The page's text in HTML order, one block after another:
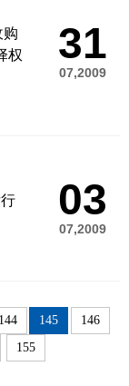
购
权
31
07,2009
03
07,2009
144 145
146
155